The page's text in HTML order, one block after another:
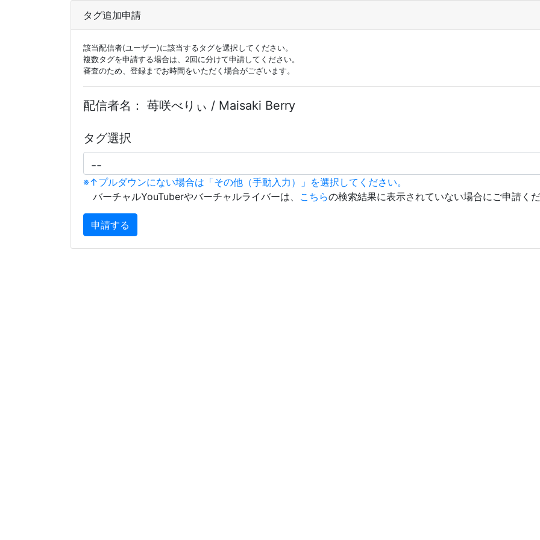
タグ追加申請
該当配信者(ユーザー)に該当するタグを選択してください。
複数タグを申請する場合は、2回に分けて申請してください。
審査のため、登録までお時間をいただく場合がございます。
配信者名： 苺咲べりぃ / Maisaki Berry
タグ選択
※↑プルダウンにない場合は「その他（手動入力）」を選択してください。
バーチャルYouTuberやバーチャルライバーは、 こちらの検索結果に表示されていない場合にご申請く
申請する